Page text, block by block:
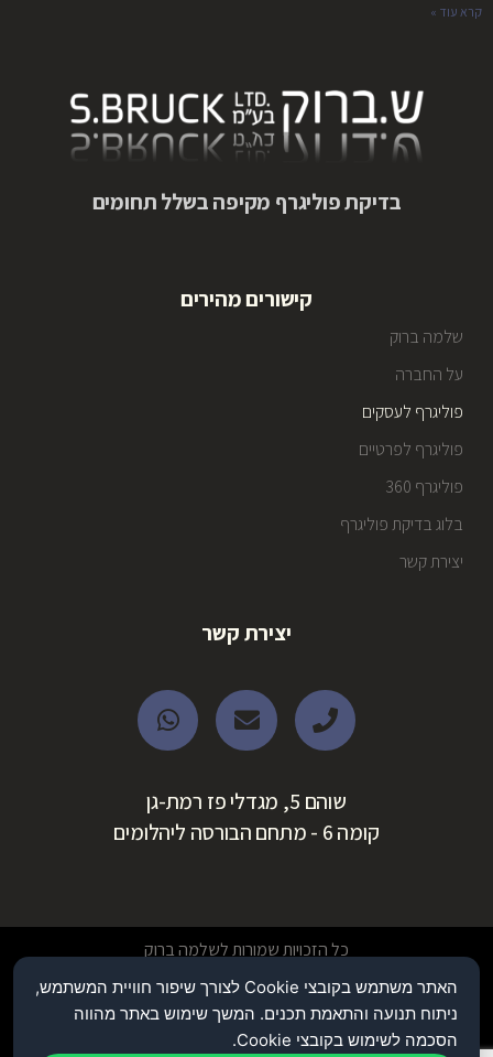
קרא עוד »
בדיקת פוליגרף מקיפה בשלל תחומים
קישורים מהירים
שלמה ברוק
על החברה
פוליגרף לעסקים
פוליגרף לפרטיים
פוליגרף 360
בלוג בדיקת פוליגרף
יצירת קשר
יצירת קשר
שוהם 5, מגדלי פז רמת-גן
קומה 6 - מתחם הבורסה ליהלומים
כל הזכויות שמורות לשלמה ברוק
Built by Sparrowהאתר משתמש בקובצי Cookie לצורך שיפור חוויית המשתמש,
ניתוח תנועה והתאמת תכנים. המשך שימוש באתר מהווה
הסכמה לשימוש בקובצי Cookie.